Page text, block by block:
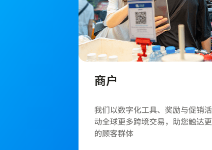
商户
我们以数字化工具、奖励与促销
动全球更多跨境交易，助您触达
的顾客群体